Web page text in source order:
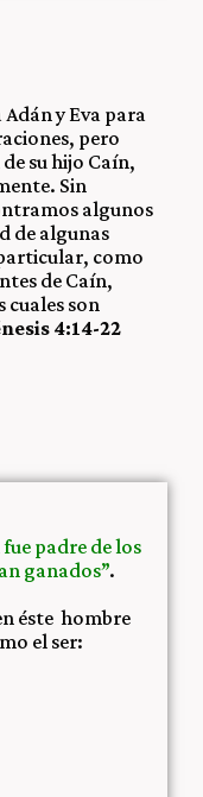
y Eva para
pero
su hijo Caín,
Sin
algunos
de algunas
como
de Caín,
cuales son
4:14-22
fue padre de los
ganados”.
éste hombre
el ser: